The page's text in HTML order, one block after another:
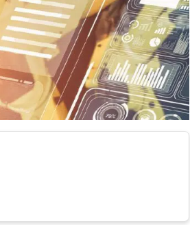
I
industria 4.0